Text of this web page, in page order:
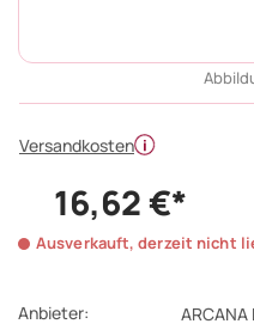
Versandkosten
Anbieter: ARCANA
16,62 €*
Ausverkauft, derzeit nicht